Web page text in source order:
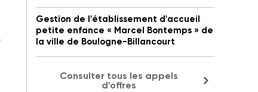
Gestion de l'établissement d'accueil
petite enfance « Marcel Bontemps » de
la ville de Boulogne-Billancourt
Consulter tous les appels
d'offres